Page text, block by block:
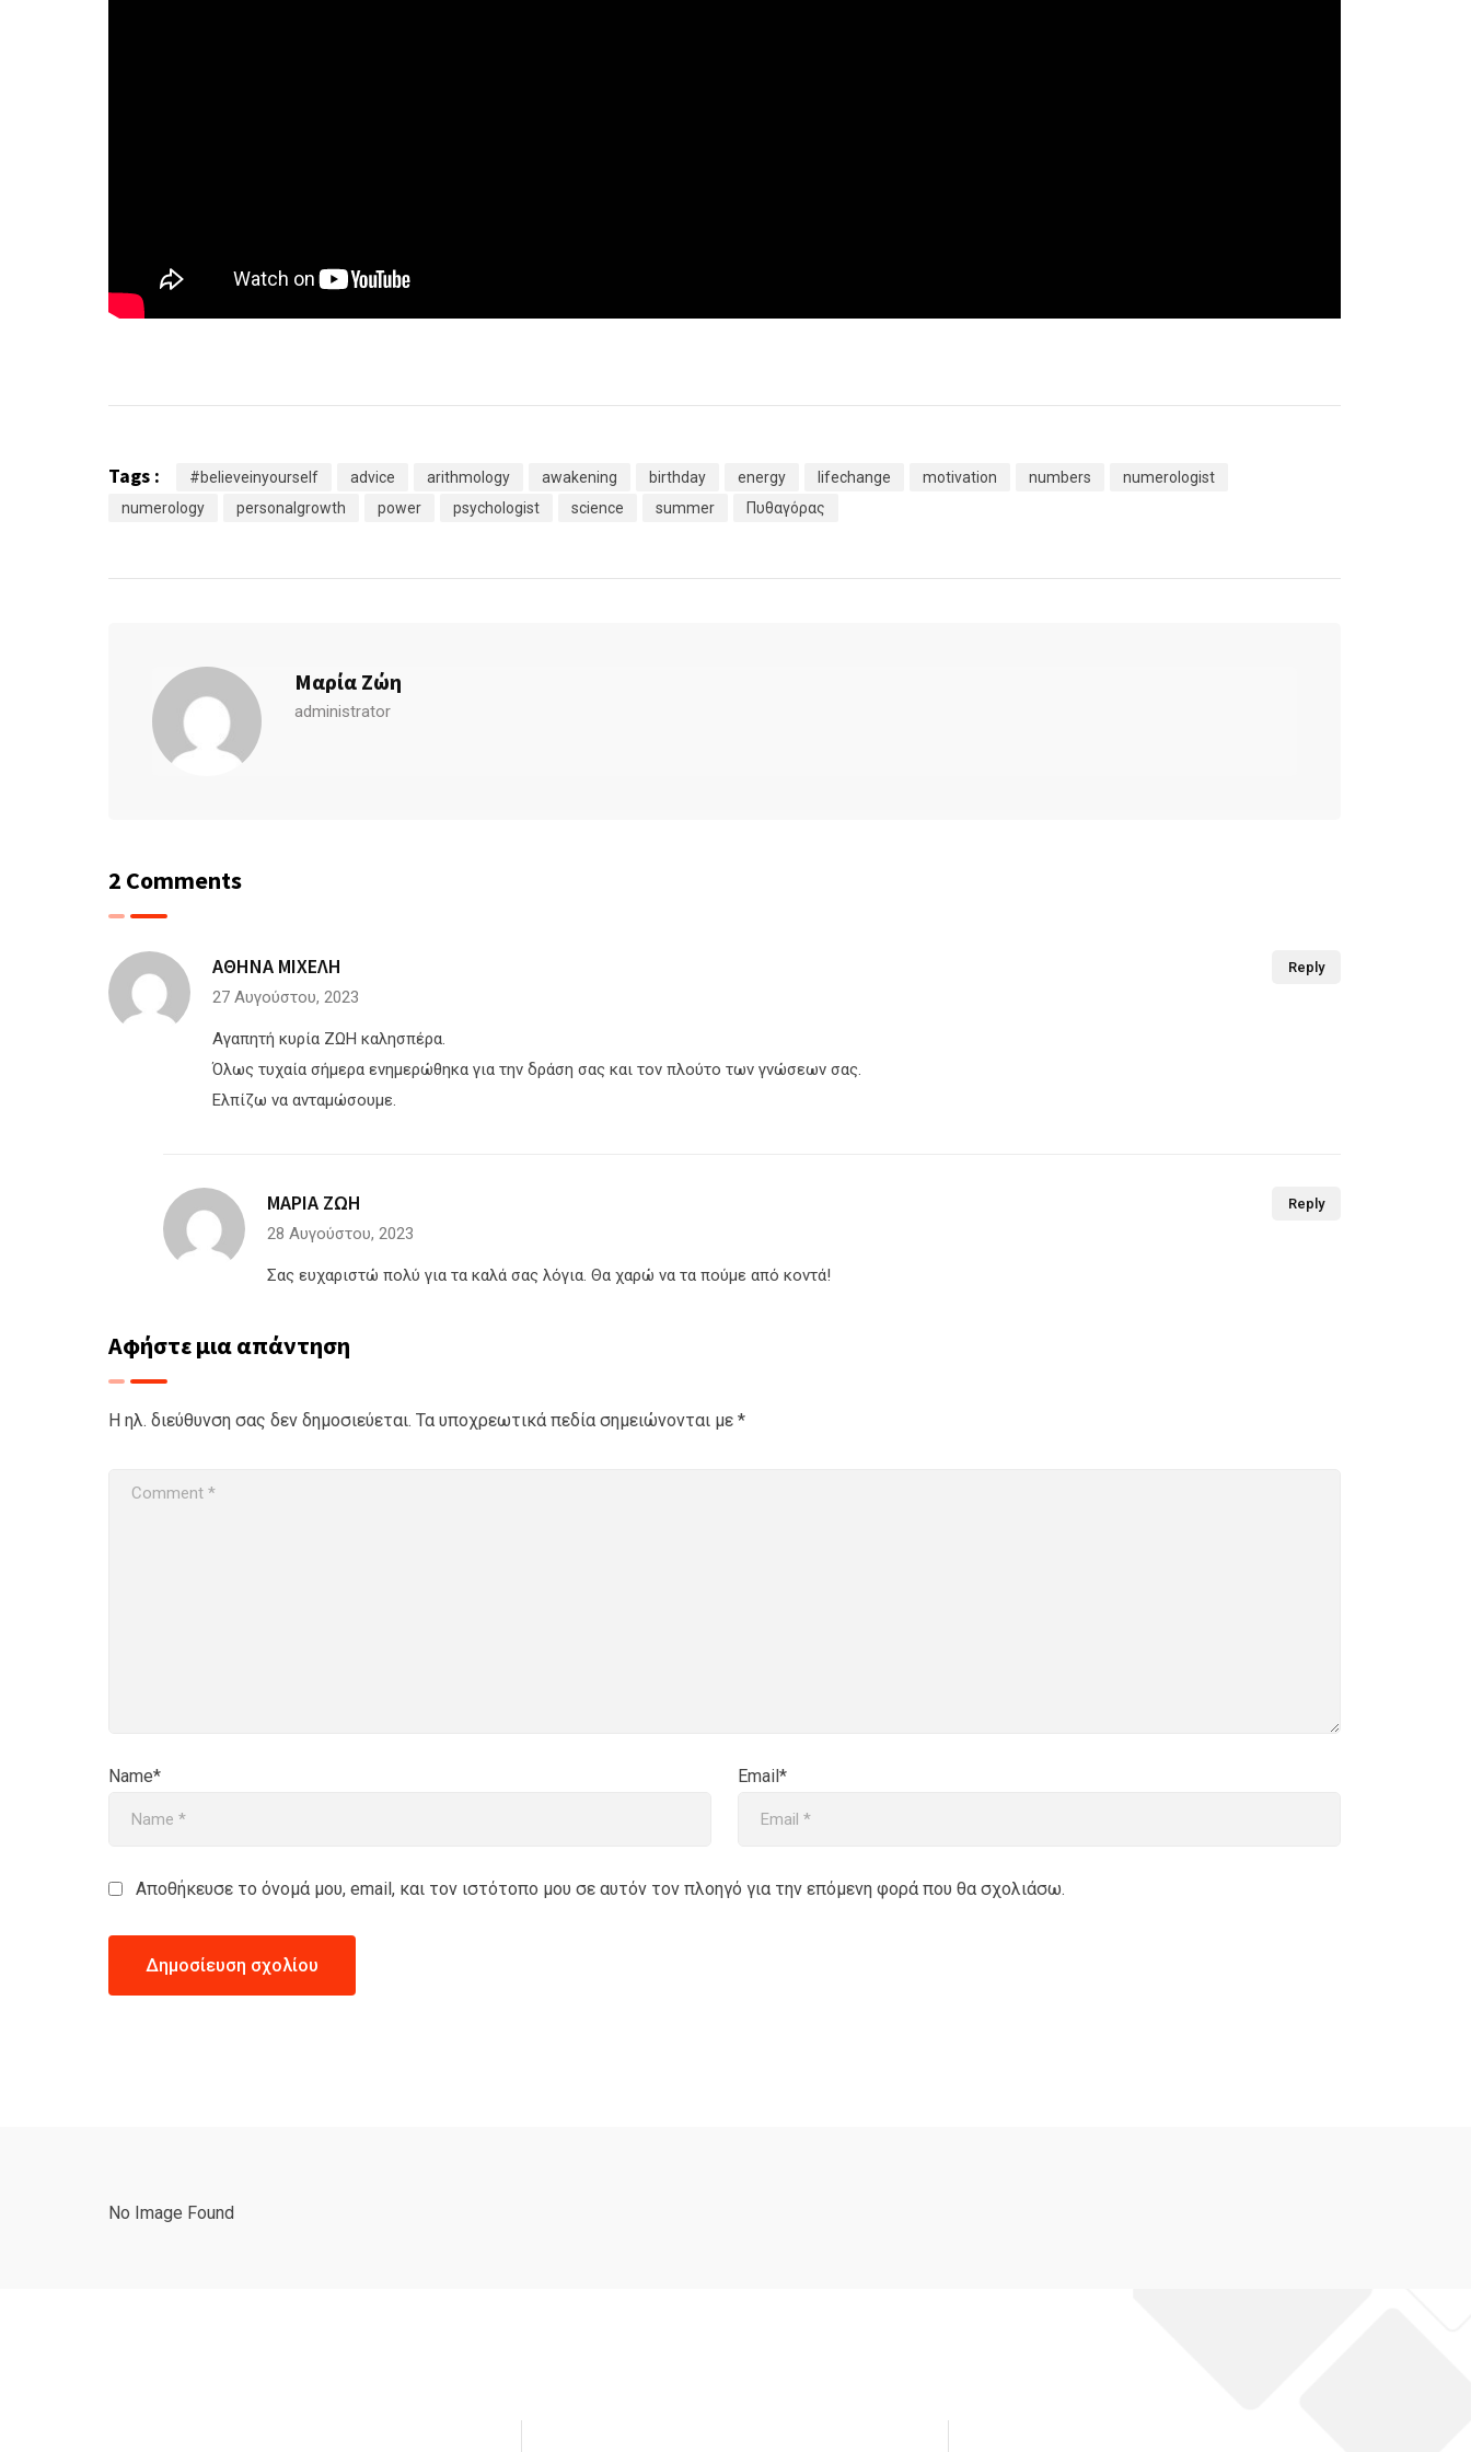
Tags : #believeinyourself advice arithmology awakening birthday energy lifechange motivation numbers
numerologist
numerology
personalgrowth power psychologist science summer Πυθαγόρας
Μαρία Ζώη
administrator
2 Comments
Reply
ΑΘΗΝΑ ΜΙΧΕΛΗ
27 Αυγούστου, 2023
Αγαπητή κυρία ΖΩΗ καλησπέρα.
Όλως τυχαία σήμερα ενημερώθηκα για την δράση σας και τον πλούτο των γνώσεων σας.
Ελπίζω να ανταμώσουμε.
Reply
ΜΑΡΙΑ ΖΩΗ
28 Αυγούστου, 2023
Σας ευχαριστώ πολύ για τα καλά σας λόγια. Θα χαρώ να τα πούμε από κοντά!
Αφήστε μια απάντηση
Η ηλ. διεύθυνση σας δεν δημοσιεύεται. Τα υποχρεωτικά πεδία σημειώνονται με *
Name* Email*
Αποθήκευσε το όνομά μου, email, και τον ιστότοπο μου σε αυτόν τον πλοηγό για την επόμενη φορά που θα σχολιάσω.
No Image Found